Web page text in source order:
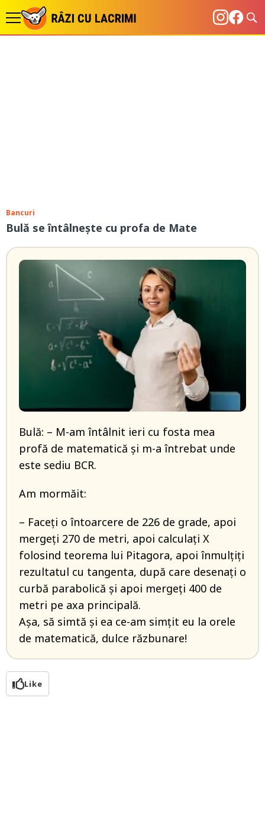
Bancuri
Bulă se întâlnește cu profa de Mate
Bulă: – M-am întâlnit ieri cu fosta mea
profă de matematică și m-a întrebat unde
este sediu BCR.
Am mormăit:
– Faceți o întoarcere de 226 de grade, apoi
mergeți 270 de metri, apoi calculați X
folosind teorema lui Pitagora, apoi înmulțiți
rezultatul cu tangenta, după care desenați o
curbă parabolică și apoi mergeți 400 de
metri pe axa principală.
Așa, să simtă și ea ce-am simțit eu la orele
de matematică, dulce răzbunare!
Like